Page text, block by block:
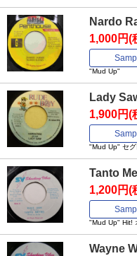
Nardo
1,000円(
"Mud Up"
Lady
1,900円(
"Mud Up" セグ
Tanto
1,200円(
"Mud Up" Hit!
Wayne